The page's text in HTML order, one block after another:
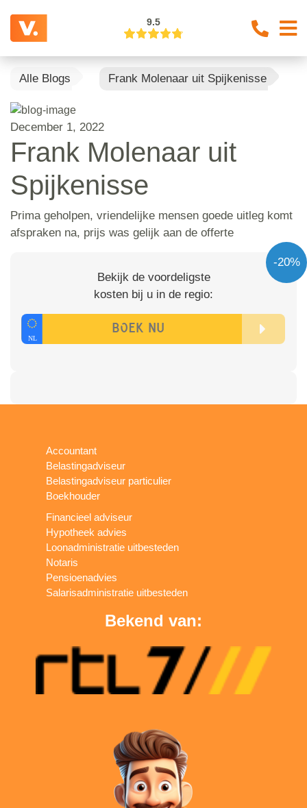
9.5
Alle Blogs Frank Molenaar uit Spijkenisse
December 1, 2022
Frank Molenaar uit
Spijkenisse
Prima geholpen, vriendelijke mensen goede uitleg komt
afspraken na, prijs was gelijk aan de offerte
-20%
Bekijk de voordeligste
kosten bij u in de regio:
Accountant
Belastingadviseur
Belastingadviseur particulier
Boekhouder
Financieel adviseur
Hypotheek advies
Loonadministratie uitbesteden
Notaris
Pensioenadvies
Salarisadministratie uitbesteden
Bekend van: